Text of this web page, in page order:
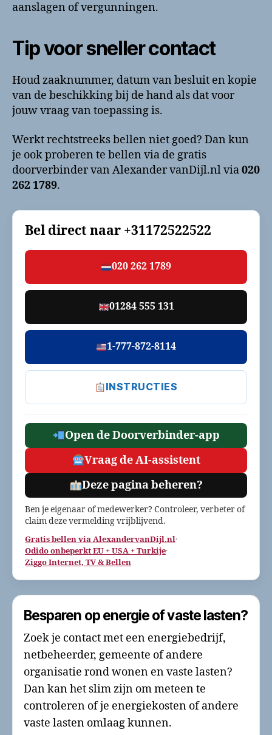
aanslagen of vergunningen.
Tip voor sneller contact
Houd zaaknummer, datum van besluit en kopie
van de beschikking bij de hand als dat voor
jouw vraag van toepassing is.
Werkt rechtstreeks bellen niet goed? Dan kun
je ook proberen te bellen via de gratis
doorverbinder van Alexander vanDijl.nl via020
262 1789.
Bel direct naar +31172522522
020 262 1789
01284 555 131
1-777-872-8114
INSTRUCTIES
Open de Doorverbinder-app
Vraag de AI-assistent
Deze pagina beheren?
Ben je eigenaar of medewerker? Controleer, verbeter of
claim deze vermelding vrijblijvend.
Gratis bellen via AlexandervanDijl.nl·
Odido onbeperkt EU + USA + Turkije·
Ziggo Internet, TV & Bellen
Besparen op energie of vaste lasten?
Zoek je contact met een energiebedrijf,
netbeheerder, gemeente of andere
organisatie rond wonen en vaste lasten?
Dan kan het slim zijn om meteen te
controleren of je energiekosten of andere
vaste lasten omlaag kunnen.